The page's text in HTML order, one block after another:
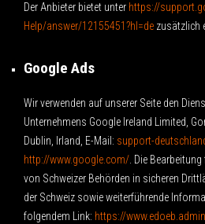
Der Anbieter bietet unter https://
Help/answer/12155451?hl=de zusätzlich
Google Ads
Wir verwenden auf unserer Seite den
Unternehmens Google Ireland Limited,
Dublin, Irland, E-Mail: support-
http://www.google.com/. Die
von Schweizer Behörden in sicheren
der Schweiz sowie weiterführende
folgendem Link: https://